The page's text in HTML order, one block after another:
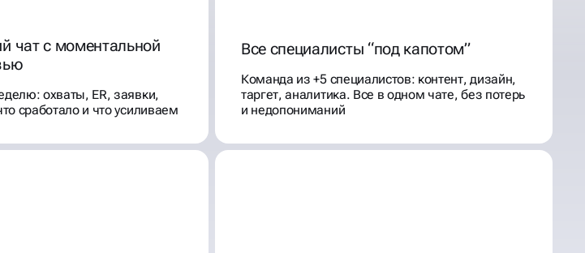
чат с моментальной
охваты, ER, заявки,
сработало и что усиливаем
Все специалисты “под капотом”
Команда из +5 специалистов: контент, дизайн,
таргет, аналитика. Все в одном чате, без потерь
и недопониманий